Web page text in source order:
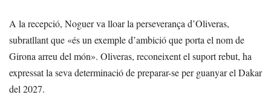
A la recepció, Noguer va lloar la perseverança d’Oliveras,
subratllant que «és un exemple d’ambició que porta el nom de
Girona arreu del món». Oliveras, reconeixent el suport rebut, ha
expressat la seva determinació de preparar-se per guanyar el Dakar
del 2027.